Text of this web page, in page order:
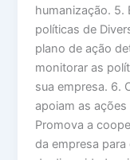
humanização. 5.
políticas de
plano de ação
monitorar as
sua empresa. 6.
apoiam as ações
Promova a
da empresa